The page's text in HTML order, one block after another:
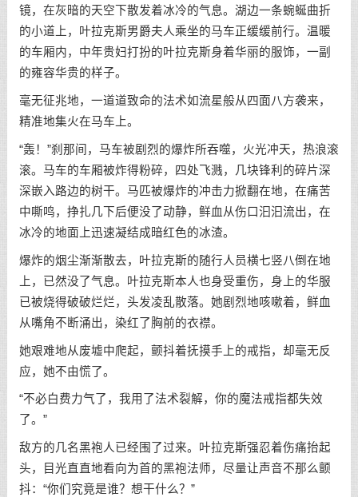
镜，在灰暗的天空下散发着冰冷的气息。湖边一条蜿蜒曲折
的小道上，叶拉克斯男爵夫人乘坐的马车正缓缓前行。温暖
的车厢内，中年贵妇打扮的叶拉克斯身着华丽的服饰，一副
的雍容华贵的样子。
毫无征兆地，一道道致命的法术如流星般从四面八方袭来，
精准地集火在马车上。
“轰！”刹那间，马车被剧烈的爆炸所吞噬，火光冲天，热浪滚
滚。马车的车厢被炸得粉碎，四处飞溅，几块锋利的碎片深
深嵌入路边的树干。马匹被爆炸的冲击力掀翻在地，在痛苦
中嘶鸣，挣扎几下后便没了动静，鲜血从伤口汩汩流出，在
冰冷的地面上迅速凝结成暗红色的冰渣。
爆炸的烟尘渐渐散去，叶拉克斯的随行人员横七竖八倒在地
上，已然没了气息。叶拉克斯本人也身受重伤，身上的华服
已被烧得破破烂烂，头发凌乱散落。她剧烈地咳嗽着，鲜血
从嘴角不断涌出，染红了胸前的衣襟。
她艰难地从废墟中爬起，颤抖着抚摸手上的戒指，却毫无反
应，她不由慌了。
“不必白费力气了，我用了法术裂解，你的魔法戒指都失效
了。”
敌方的几名黑袍人已经围了过来。叶拉克斯强忍着伤痛抬起
头，目光直直地看向为首的黑袍法师，尽量让声音不那么颤
抖：“你们究竟是谁？想干什么？”